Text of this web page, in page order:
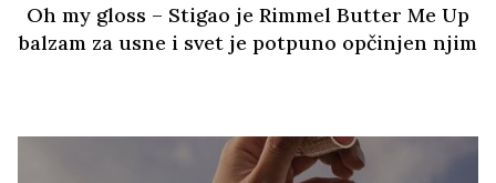
Oh my gloss – Stigao je Rimmel Butter Me Up
balzam za usne i svet je potpuno opčinjen njim